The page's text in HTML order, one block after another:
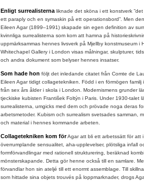
Enligt surrealisterna liknade det sköna i ett konstverk
ett paraply och en symaskin på ett operationsbord”. Men
Eileen Agar (1899–1991) skapade sin egen definition av
kvinnliga surrealisterna som kom att hamna på
uppmärksammas hennes livsverk på Mjellby konstmuseum i
Whitechapel Gallery i London visas målningar, skulpturer,
och andra dokument som belyser hennes insatser.
Som hade hon följt det inledande citatet från Comte de
Eileen Agar tidigt collagetekniken. Född i en förmögen familj
från sex års ålder i skola i London. Modernismens grunder
tjeckiske kubisten František Foltýn i Paris. Under 1930-talet
surrealisterna, umgicks med dem och prövade noga deras
arbetsmetoder. Kubism och surrealism svetsades samman,
och material i hennes kommande arbeten.
Collagetekniken kom förAgar att bli ett arbetssätt för att
överrumplande sensualitet, aha-upplevelser, plötsliga infall
formförvandlingar med rationell strukturering, beräknad
mönsterskapande. Detta gör henne också till en samlare.
förvandlar hon sin ateljé till ett enormt assemblage. Till
som hittade sina objets trouvés på loppmarknader, drogs